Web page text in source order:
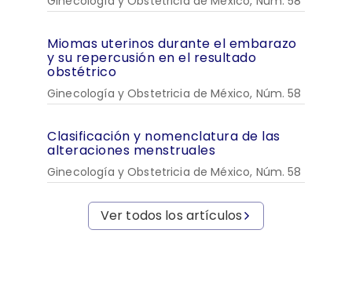
Miomas uterinos durante el embarazo
y su repercusión en el resultado
obstétrico
Ginecología y Obstetricia de México, Núm. 58
Clasificación y nomenclatura de las
alteraciones menstruales
Ginecología y Obstetricia de México, Núm. 58
Ver todos los artículos